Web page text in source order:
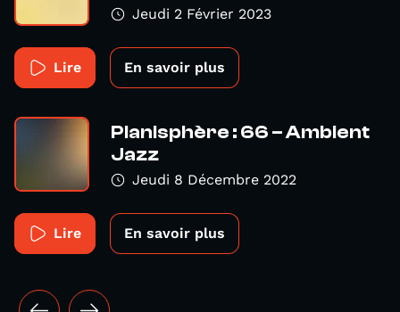
Jeudi 2 Février 2023
Lire En savoir plus
Planisphère : 66 – Ambient
Jazz
Jeudi 8 Décembre 2022
Lire En savoir plus